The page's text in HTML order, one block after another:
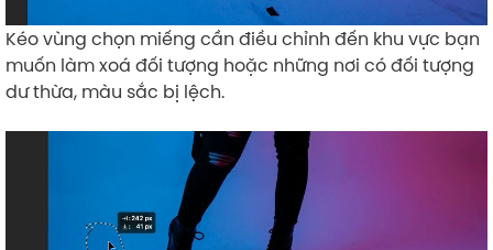
Kéo vùng chọn miếng cần điều chỉnh đến khu vực bạn
muốn làm xoá đối tượng hoặc những nơi có đối tượng
dư thừa, màu sắc bị lệch.